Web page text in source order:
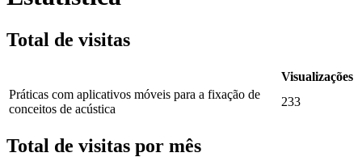
Total de visitas
Visualizações
Práticas com aplicativos móveis para a fixação de
conceitos de acústica
233
Total de visitas por mês